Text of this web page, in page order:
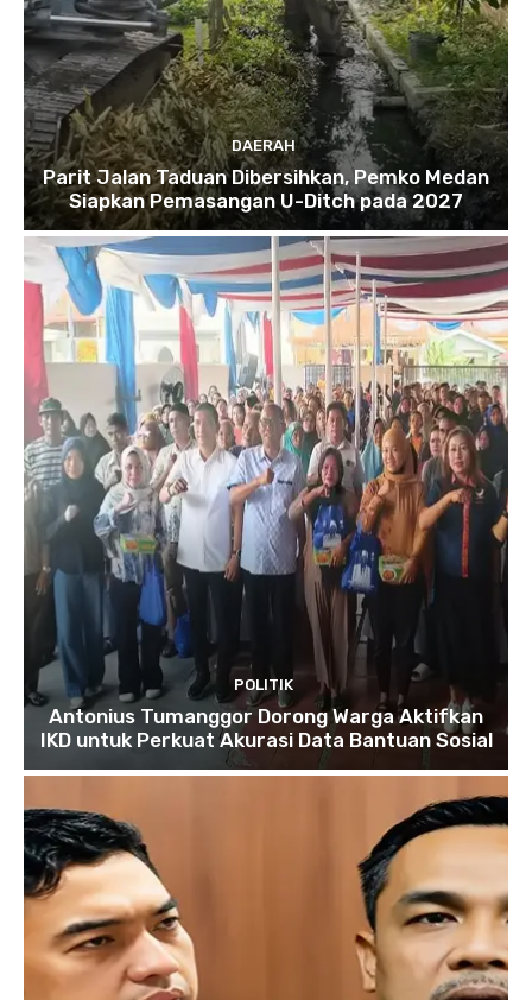
DAERAH
Parit Jalan Taduan Dibersihkan, Pemko Medan
Siapkan Pemasangan U-Ditch pada 2027
POLITIK
Antonius Tumanggor Dorong Warga Aktifkan
IKD untuk Perkuat Akurasi Data Bantuan Sosial